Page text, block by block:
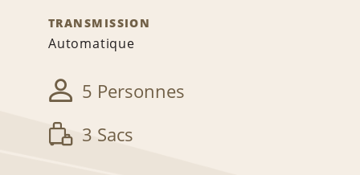
TRANSMISSION
Automatique
5 Personnes
3 Sacs